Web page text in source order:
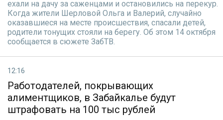
ехали на дачу за саженцами и остановились на перекур.
Когда жители Шерловой Ольга и Валерий, случайно
оказавшиеся на месте происшествия, спасали детей,
родители тонущих стояли на берегу. Об этом 14 октября
сообщается в сюжете ЗабТВ.
12:16
Работодателей, покрывающих
алиментщиков, в Забайкалье будут
штрафовать на 100 тыс рублей